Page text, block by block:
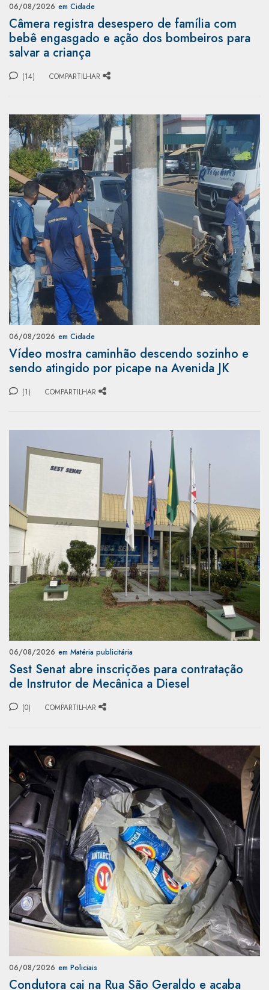
06/08/2026 em Cidade
Câmera registra desespero de família com
bebê engasgado e ação dos bombeiros para
salvar a criança
(14) COMPARTILHAR
06/08/2026 em Cidade
Vídeo mostra caminhão descendo sozinho e
sendo atingido por picape na Avenida JK
(1) COMPARTILHAR
06/08/2026 em Matéria publicitária
Sest Senat abre inscrições para contratação
de Instrutor de Mecânica a Diesel
(0) COMPARTILHAR
06/08/2026 em Policiais
Condutora cai na Rua São Geraldo e acaba